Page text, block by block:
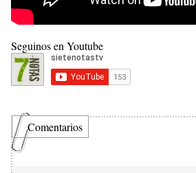
Seguinos en Youtube
Comentarios